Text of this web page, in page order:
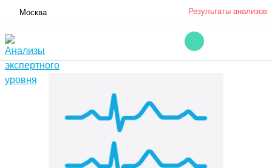
Москва Результаты анализов